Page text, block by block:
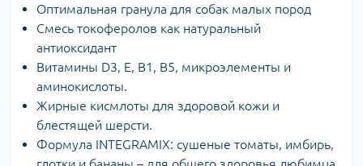
Оптимальная гранула для собак малых пород
Смесь токоферолов как натуральный
антиоксидант
Витамины D3, E, B1, B5, микроэлементы и
аминокислоты.
Жирные кисмлоты для здоровой кожи и
блестящей шерсти.
Формула INTEGRAMIX: сушеные томаты, имбирь,